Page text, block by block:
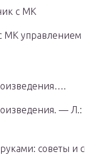
с МК
МК управлением
— Л.:
руками: советы